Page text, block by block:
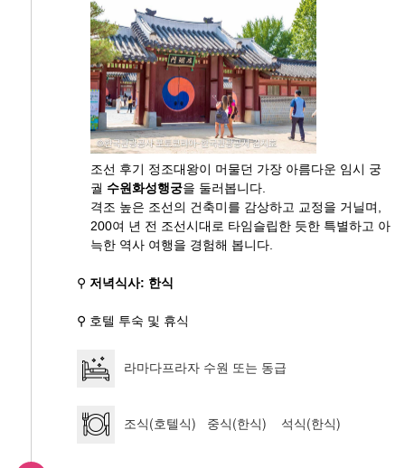
조선 후기 정조대왕이 머물던 가장 아름다운 임시 궁
궐 수원화성행궁을 둘러봅니다.
격조 높은 조선의 건축미를 감상하고 교정을 거닐며,
200여 년 전 조선시대로 타임슬립한 듯한 특별하고 아
늑한 역사 여행을 경험해 봅니다.
⚲ 저녁식사: 한식
⚲ 호텔 투숙 및 휴식
라마다프라자 수원 또는 동급
조식(호텔식) 중식(한식) 석식(한식)